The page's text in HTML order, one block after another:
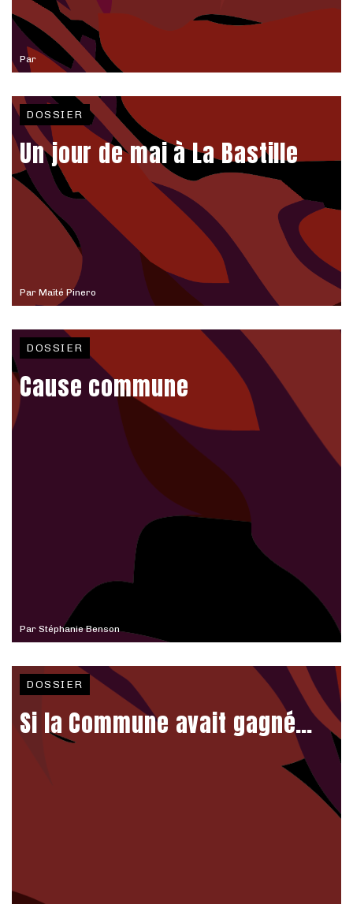
Par
Par Maïté Pinero
DOSSIER
Un jour de mai à La Bastille
Par Stéphanie Benson
DOSSIER
Cause commune
DOSSIER
Si la Commune avait gagné…